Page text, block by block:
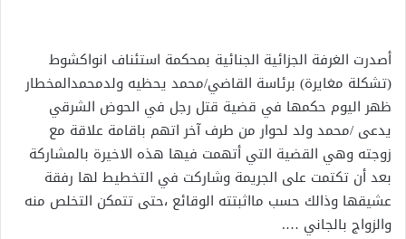
أصدرت الغرفة الجزائية الجنائية بمحكمة استئناف انواكشوط
(تشكلة مغايرة) برئاسة القاضي/محمد يحظيه ولدمحمدالمخطار
ظهر اليوم حكمها في قضية قتل رجل في الحوض الشرقي
يدعى /محمد ولد لحوار من طرف آخر اتهم باقامة علاقة مع
زوجته وهي القضية التي أتهمت فيها هذه الاخيرة بالمشاركة
بعد أن تكتمت على الجريمة وشاركت في التخطيط لها رفقة
عشيقها وذالك حسب مااثبتته الوقائع ،حتى تتمكن التخلص منه
والزواج بالجاني ….